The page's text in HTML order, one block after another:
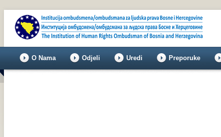
O Nama Odjeli Uredi Preporuke